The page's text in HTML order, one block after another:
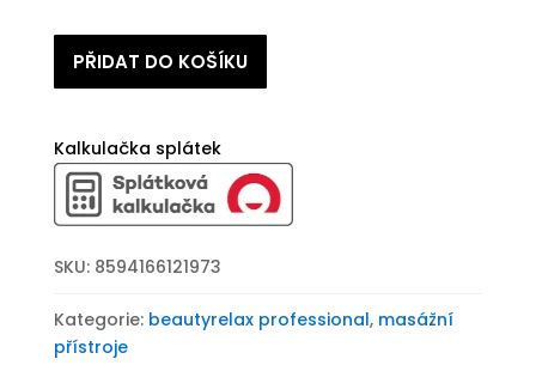
Masážní
přístroj
Professional
IR
Heating
PŘIDAT DO KOŠÍKU
Kalkulačka splátek
SKU: 8594166121973
Kategorie: beautyrelax professional, masážní
přístroje